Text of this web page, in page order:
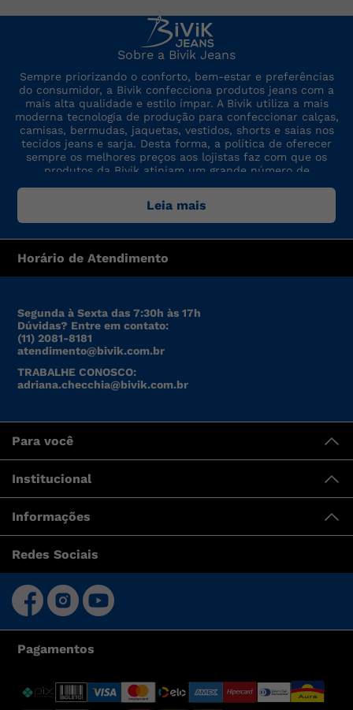
Sobre a Bivik Jeans
Sempre priorizando o conforto, bem-estar e preferências
do consumidor, a Bivik confecciona produtos jeans com a
mais alta qualidade e estilo ímpar. A Bivik utiliza a mais
moderna tecnologia de produção para confeccionar calças,
camisas, bermudas, jaquetas, vestidos, shorts e saias nos
tecidos jeans e sarja. Desta forma, a política de oferecer
sempre os melhores preços aos lojistas faz com que os
produtos da Bivik atinjam um grande número de
qualidade e modelo altamente competitivos.
Leia mais
Horário de Atendimento
Segunda à Sexta das 7:30h às 17h
Dúvidas? Entre em contato:
(11) 2081-8181
atendimento@bivik.com.br
TRABALHE CONOSCO:
adriana.checchia@bivik.com.br
Para você
Institucional
Informações
Redes Sociais
Pagamentos